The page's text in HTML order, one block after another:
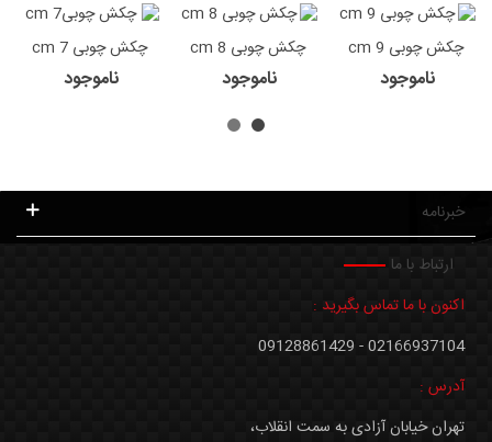
چکش چوبی 9 cm
ناموجود
چکش چوبی 8 cm
ناموجود
چکش چوبی 7 cm
ناموجود
خبرنامه
ارتباط با ما
اکنون با ما تماس بگیرید :
02166937104 - 09128861429
آدرس :
تهران خیابان آزادی به سمت انقلاب،